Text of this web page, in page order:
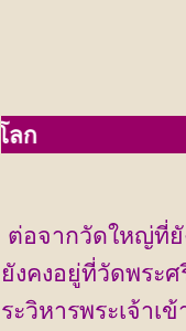
ต่อจากวัดใหญ่ที่ยั
ยังคงอยู่ที่วัดพระ
ระวิหารพระเจ้า